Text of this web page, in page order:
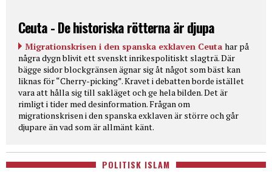
Ceuta - De historiska rötterna är djupa
Migrationskrisen i den spanska exklaven Ceuta har på
några dygn blivit ett svenskt inrikespolitiskt slagträ. Där
bägge sidor blockgränsen ägnar sig åt något som bäst kan
liknas för “Cherry-picking”. Kravet i debatten borde istället
vara att hålla sig till sakläget och ge hela bilden. Det är
rimligt i tider med desinformation. Frågan om
migrationskrisen i den spanska exklaven är större och går
djupare än vad som är allmänt känt.
POLITISK ISLAM